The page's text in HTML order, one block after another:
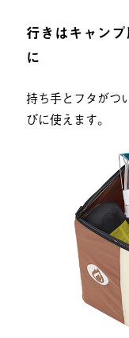
行きはキャン
に
持ち手とフタがつ
びに使えます。